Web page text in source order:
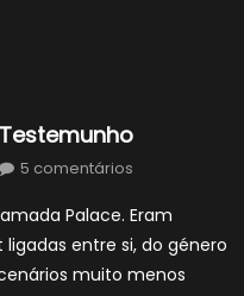
5 comentários
Palace. Eram
entre si, do género
muito menos